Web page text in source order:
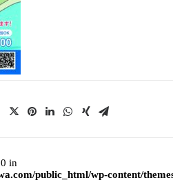
in
public_html/wp-content/